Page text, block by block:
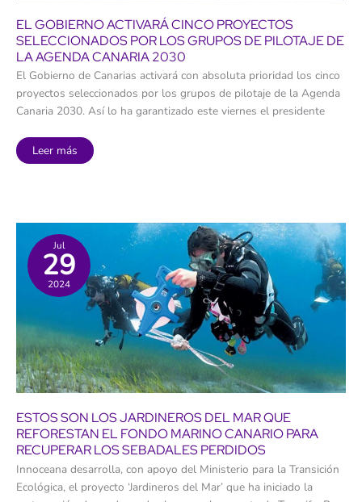
EL GOBIERNO ACTIVARÁ CINCO PROYECTOS
SELECCIONADOS POR LOS GRUPOS DE PILOTAJE DE
LA AGENDA CANARIA 2030
El Gobierno de Canarias activará con absoluta prioridad los cinco
proyectos seleccionados por los grupos de pilotaje de la Agenda
Canaria 2030. Así lo ha garantizado este viernes el presidente
El
los
grupos
de
pilotaje
Agenda
Canaria
Leer más
Jul
29
2024
ESTOS SON LOS JARDINEROS DEL MAR QUE
REFORESTAN EL FONDO MARINO CANARIO PARA
RECUPERAR LOS SEBADALES PERDIDOS
Innoceana desarrolla, con apoyo del Ministerio para la Transición
Ecológica, el proyecto ‘Jardineros del Mar’ que ha iniciado la